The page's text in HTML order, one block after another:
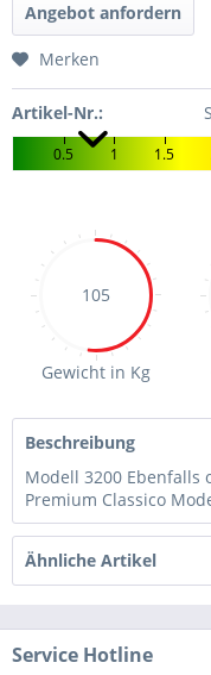
Angebot anfordern
Merken
Artikel-Nr.:
0.5 1 1.5
105
Gewicht in Kg
Beschreibung
Modell 3200 Ebenfalls
Premium Classico
Ähnliche Artikel
Service Hotline